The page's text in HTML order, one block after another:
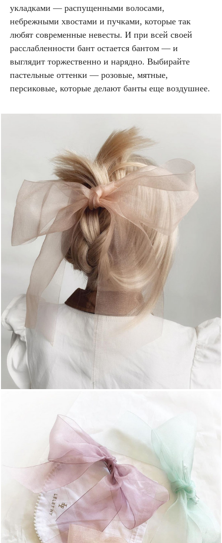
укладками — распущенными волосами,
небрежными хвостами и пучками, которые так
любят современные невесты. И при всей своей
расслабленности бант остается бантом — и
выглядит торжественно и нарядно. Выбирайте
пастельные оттенки — розовые, мятные,
персиковые, которые делают банты еще воздушнее.